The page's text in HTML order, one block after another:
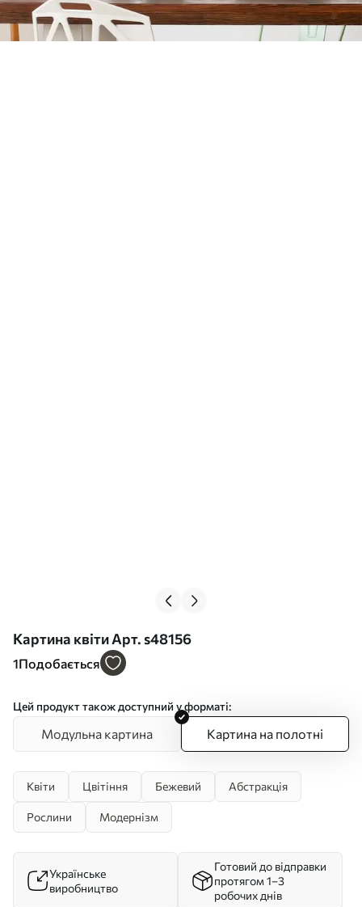
Картина квіти Арт. s48156
1Подобається
Цей продукт також доступний у форматі:
Модульна картина Картина на полотні
Квіти Цвітіння Бежевий Абстракція
Рослини Модернізм
Українське
виробництво
Готовий до відправки
протягом 1–3
робочих днів